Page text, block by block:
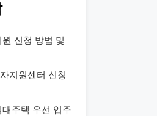
신청 방법 및
지원센터 신청
주택 우선 입주